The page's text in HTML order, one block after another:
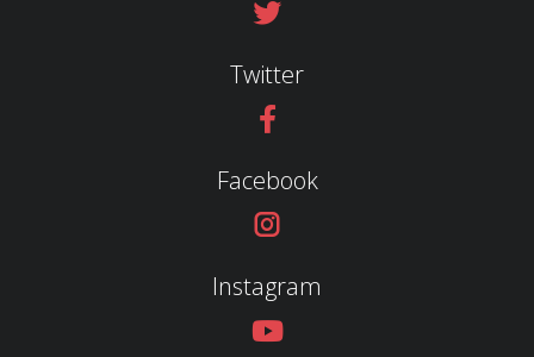
Twitter
Facebook
Instagram